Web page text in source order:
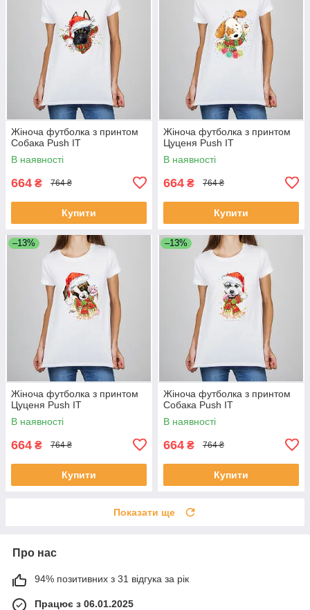
Жіноча футболка з принтом
Собака Push IT
В наявності
664 ₴ 764 ₴
Купити
Жіноча футболка з принтом
Цуценя Push IT
В наявності
664 ₴ 764 ₴
Купити
–13%
Жіноча футболка з принтом
Цуценя Push IT
В наявності
664 ₴ 764 ₴
Купити
–13%
Жіноча футболка з принтом
Собака Push IT
В наявності
664 ₴ 764 ₴
Купити
Показати ще
Про нас
94% позитивних з 31 відгука за рік
Працює з 06.01.2025